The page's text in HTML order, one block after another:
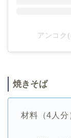
アンコク
焼きそば
材料（4人分